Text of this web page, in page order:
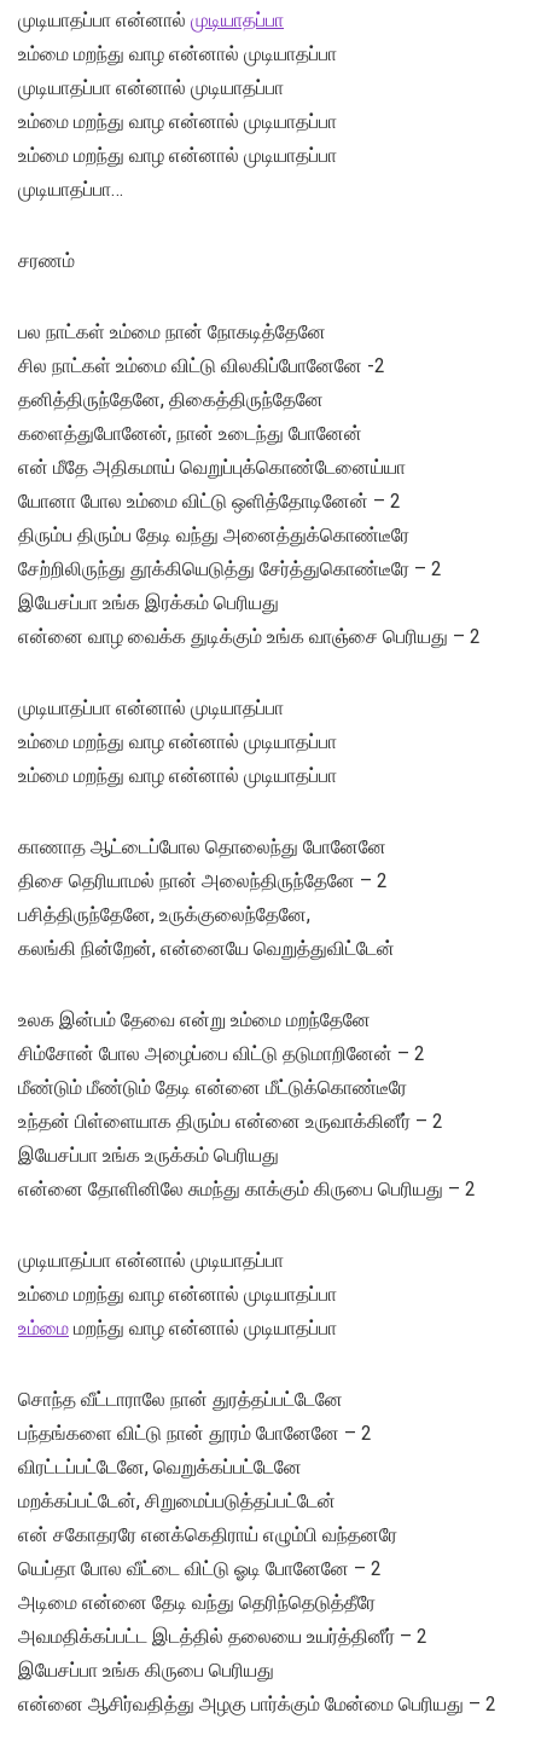
முடியாதப்பா என்னால் முடியாதப்பா
உம்மை மறந்து வாழ என்னால் முடியாதப்பா
முடியாதப்பா என்னால் முடியாதப்பா
உம்மை மறந்து வாழ என்னால் முடியாதப்பா
உம்மை மறந்து வாழ என்னால் முடியாதப்பா
முடியாதப்பா…
சரணம்
பல நாட்கள் உம்மை நான் நோகடித்தேனே
சில நாட்கள் உம்மை விட்டு விலகிப்போனேனே -2
தனித்திருந்தேனே, திகைத்திருந்தேனே
களைத்துபோனேன், நான் உடைந்து போனேன்
என் மீதே அதிகமாய் வெறுப்புக்கொண்டேனைய்யா
யோனா போல உம்மை விட்டு ஒளித்தோடினேன் – 2
திரும்ப திரும்ப தேடி வந்து அனைத்துக்கொண்டீரே
சேற்றிலிருந்து தூக்கியெடுத்து சேர்த்துகொண்டீரே – 2
இயேசப்பா உங்க இரக்கம் பெரியது
என்னை வாழ வைக்க துடிக்கும் உங்க வாஞ்சை பெரியது – 2
முடியாதப்பா என்னால் முடியாதப்பா
உம்மை மறந்து வாழ என்னால் முடியாதப்பா
உம்மை மறந்து வாழ என்னால் முடியாதப்பா
காணாத ஆட்டைப்போல தொலைந்து போனேனே
திசை தெரியாமல் நான் அலைந்திருந்தேனே – 2
பசித்திருந்தேனே, உருக்குலைந்தேனே,
கலங்கி நின்றேன், என்னையே வெறுத்துவிட்டேன்
உலக இன்பம் தேவை என்று உம்மை மறந்தேனே
சிம்சோன் போல அழைப்பை விட்டு தடுமாறினேன் – 2
மீண்டும் மீண்டும் தேடி என்னை மீட்டுக்கொண்டீரே
உந்தன் பிள்ளையாக திரும்ப என்னை உருவாக்கினீர் – 2
இயேசப்பா உங்க உருக்கம் பெரியது
என்னை தோளினிலே சுமந்து காக்கும் கிருபை பெரியது – 2
முடியாதப்பா என்னால் முடியாதப்பா
உம்மை மறந்து வாழ என்னால் முடியாதப்பா
உம்மை மறந்து வாழ என்னால் முடியாதப்பா
சொந்த வீட்டாராலே நான் துரத்தப்பட்டேனே
பந்தங்களை விட்டு நான் தூரம் போனேனே – 2
விரட்டப்பட்டேனே, வெறுக்கப்பட்டேனே
மறக்கப்பட்டேன், சிறுமைப்படுத்தப்பட்டேன்
என் சகோதரரே எனக்கெதிராய் எழும்பி வந்தனரே
யெப்தா போல வீட்டை விட்டு ஓடி போனேனே – 2
அடிமை என்னை தேடி வந்து தெரிந்தெடுத்தீரே
அவமதிக்கப்பட்ட இடத்தில் தலையை உயர்த்தினீர் – 2
இயேசப்பா உங்க கிருபை பெரியது
என்னை ஆசிர்வதித்து அழகு பார்க்கும் மேன்மை பெரியது – 2